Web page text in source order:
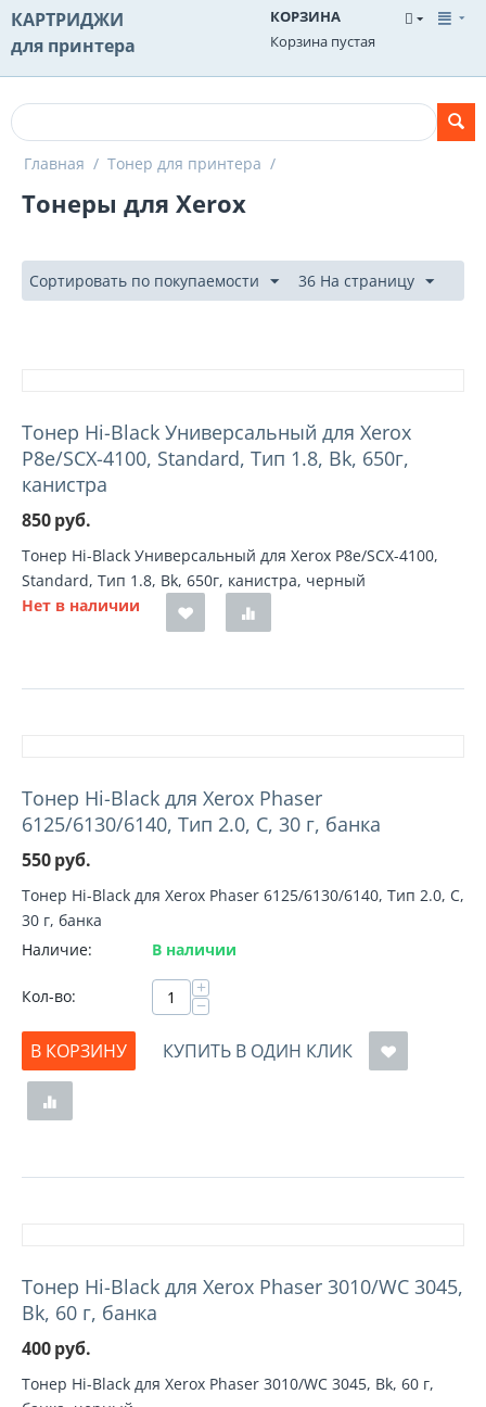
КАРТРИДЖИ
для принтера
КОРЗИНА
Корзина пустая
Главная / Тонер для принтера /
Тонеры для Xerox
Сортировать по покупаемости 36 На страницу
Тонер Hi-Black Универсальный для Xerox
Р8e/SCX-4100, Standard, Тип 1.8, Bk, 650г,
канистра
850руб.
Тонер Hi-Black Универсальный для Xerox Р8e/SCX-4100,
Standard, Тип 1.8, Bk, 650г, канистра, черный
Нет в наличии
Тонер Hi-Black для Xerox Phaser
6125/6130/6140, Тип 2.0, C, 30 г, банка
550руб.
Тонер Hi-Black для Xerox Phaser 6125/6130/6140, Тип 2.0, C,
30 г, банка
Наличие:
В наличии
Кол-во: +
−
В КОРЗИНУ
КУПИТЬ В ОДИН КЛИК
Тонер Hi-Black для Xerox Phaser 3010/WC 3045,
Bk, 60 г, банка
400руб.
Тонер Hi-Black для Xerox Phaser 3010/WC 3045, Bk, 60 г,